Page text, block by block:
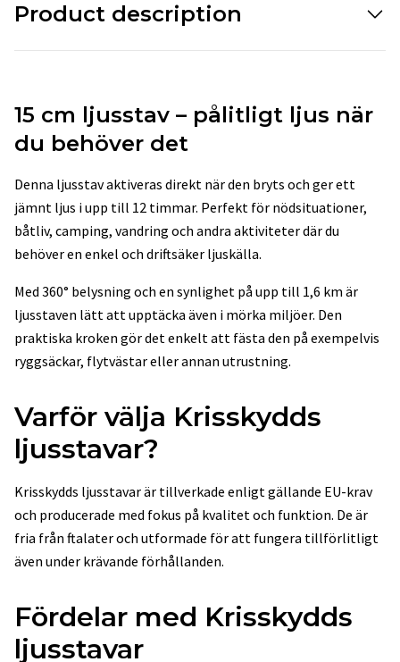
Product description
15 cm ljusstav – pålitligt ljus när
du behöver det
Denna ljusstav aktiveras direkt när den bryts och ger ett
jämnt ljus i upp till 12 timmar. Perfekt för nödsituationer,
båtliv, camping, vandring och andra aktiviteter där du
behöver en enkel och driftsäker ljuskälla.
Med 360° belysning och en synlighet på upp till 1,6 km är
ljusstaven lätt att upptäcka även i mörka miljöer. Den
praktiska kroken gör det enkelt att fästa den på exempelvis
ryggsäckar, flytvästar eller annan utrustning.
Varför välja Krisskydds
ljusstavar?
Krisskydds ljusstavar är tillverkade enligt gällande EU-krav
och producerade med fokus på kvalitet och funktion. De är
fria från ftalater och utformade för att fungera tillförlitligt
även under krävande förhållanden.
Fördelar med Krisskydds
ljusstavar